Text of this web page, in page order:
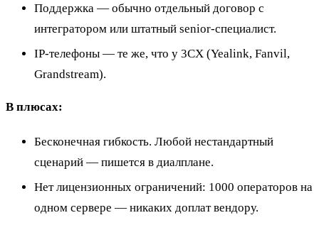
Поддержка — обычно отдельный договор с
интегратором или штатный senior-специалист.
IP-телефоны — те же, что у 3CX (Yealink, Fanvil,
Grandstream).
В плюсах:
Бесконечная гибкость. Любой нестандартный
сценарий — пишется в диалплане.
Нет лицензионных ограничений: 1000 операторов на
одном сервере — никаких доплат вендору.